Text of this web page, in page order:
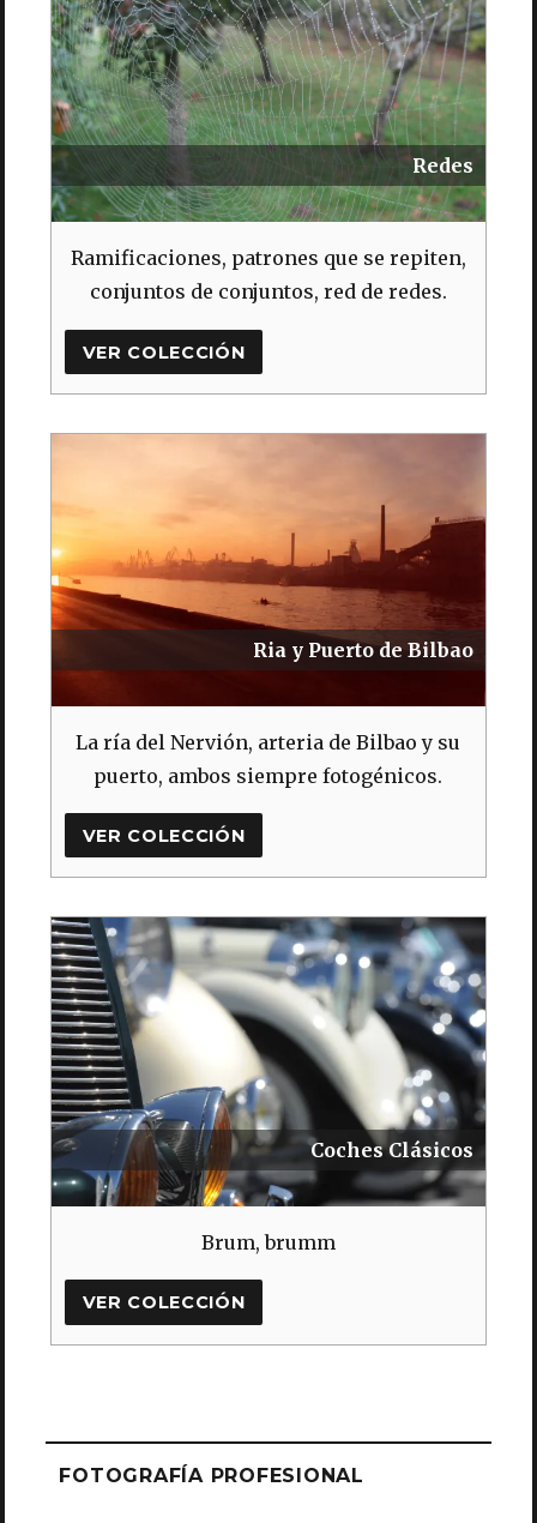
Redes
Ramificaciones, patrones que se repiten,
conjuntos de conjuntos, red de redes.
VER COLECCIÓN
Ria y Puerto de Bilbao
La ría del Nervión, arteria de Bilbao y su
puerto, ambos siempre fotogénicos.
VER COLECCIÓN
Coches Clásicos
Brum, brumm
VER COLECCIÓN
FOTOGRAFÍA PROFESIONAL